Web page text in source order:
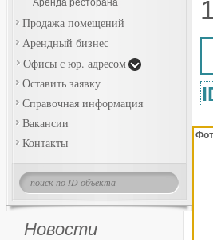
Аренда ресторана
Продажа помещений
Арендный бизнес
Офисы с юр. адресом
Оставить заявку
Справочная информация
Вакансии
Контакты
Новости